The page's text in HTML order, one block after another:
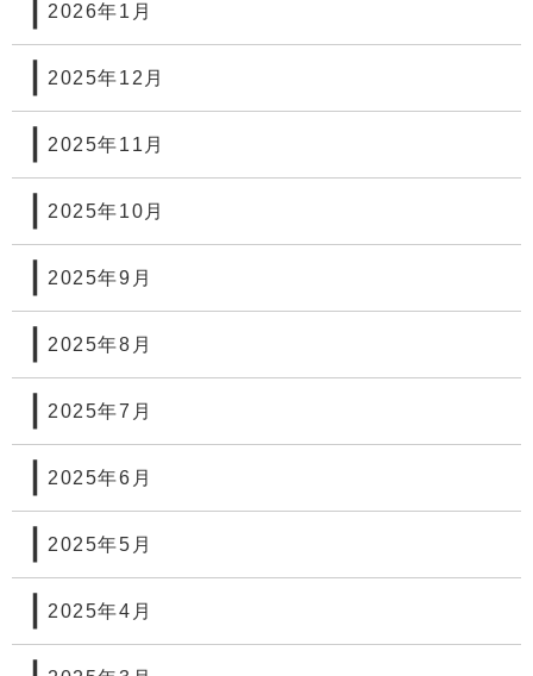
2026年1月
2025年12月
2025年11月
2025年10月
2025年9月
2025年8月
2025年7月
2025年6月
2025年5月
2025年4月